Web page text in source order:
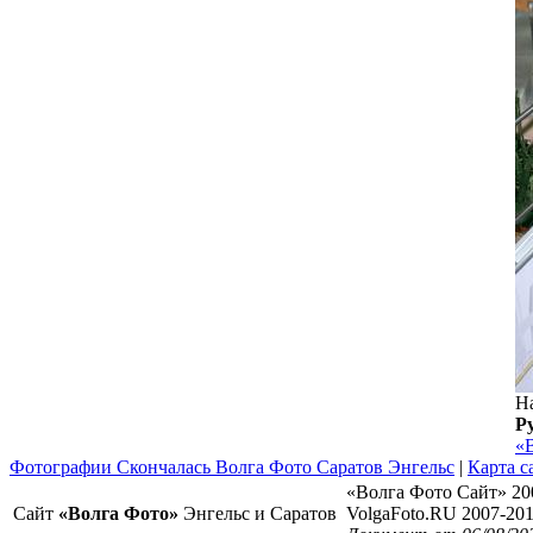
Фотографии Скончалась Волга Фото Саратов Энгельс | Карта
Сайт «Волга Фото» Энгельс и Саратов
«Волга Фото Сайт»
VolgaFoto.RU 2007-